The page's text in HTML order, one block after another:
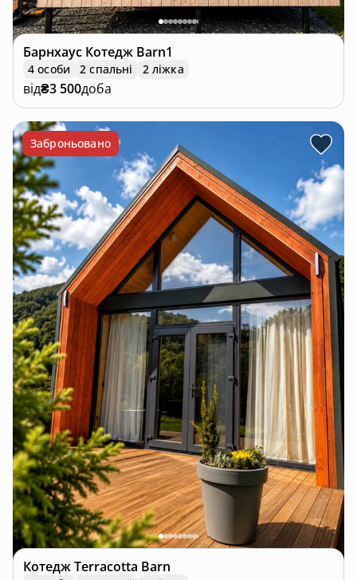
Барнхаус Котедж Barn1
4 особи 2 спальні 2 ліжка
від₴3 500доба
Заброньовано
КотеджTerracotta Barn